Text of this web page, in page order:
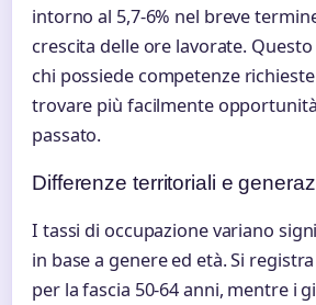
intorno al 5,7-6% nel breve
crescita delle ore lavorate.
chi possiede competenze
trovare più facilmente
passato.
Differenze territoriali e
I tassi di occupazione variano
in base a genere ed età. Si
per la fascia 50-64 anni, mentre i